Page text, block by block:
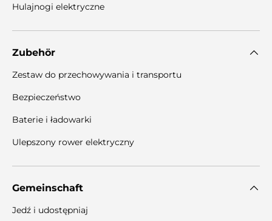
Hulajnogi elektryczne
Zubehör
Zestaw do przechowywania i transportu
Bezpieczeństwo
Baterie i ładowarki
Ulepszony rower elektryczny
Gemeinschaft
Jedź i udostępniaj